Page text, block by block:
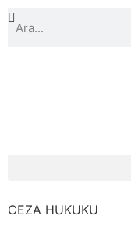
CEZA HUKUKU